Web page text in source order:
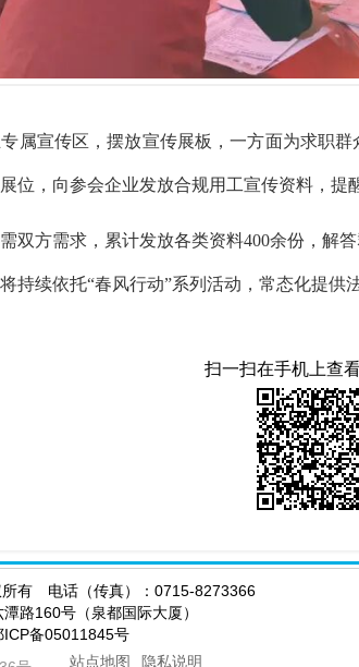
属宣传区，摆放宣传展板，一方面为求职
位，向参会企业发放合规用工宣传资料，提
双方需求，累计发放各类资料400余份，解
持续依托“春风行动”系列活动，常态化提供
扫一扫在手机上查
有 电话（传真）：0715-8273366
潭路160号（泉都国际大厦）
ICP备05011845号
站点地图 隐私说明